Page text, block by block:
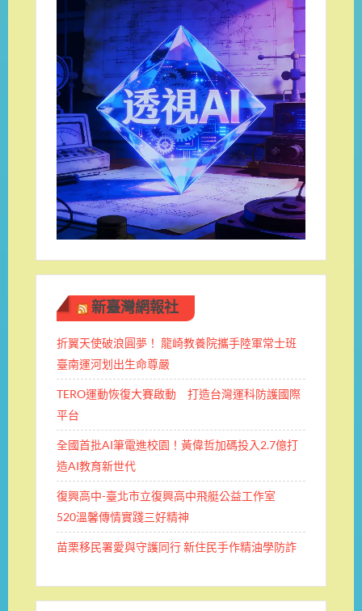
新臺灣網報社
折翼天使破浪圓夢！ 龍崎教養院攜手陸軍常士班 ​
臺南運河划出生命尊嚴
TERO運動恢復大賽啟動 打造台灣運科防護國際
平台
全國首批AI筆電進校園！黃偉哲加碼投入2.7億打
造AI教育新世代
復興高中-臺北市立復興高中飛艇公益工作室
520溫馨傳情實踐三好精神
苗栗移民署愛與守護同行 新住民手作精油學防詐